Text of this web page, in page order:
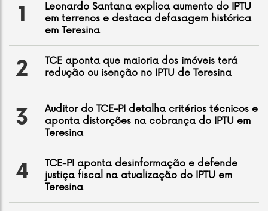
1
Leonardo Santana explica aumento do IPTU
em terrenos e destaca defasagem histórica
em Teresina
2
TCE aponta que maioria dos imóveis terá
redução ou isenção no IPTU de Teresina
3
Auditor do TCE-PI detalha critérios técnicos e
aponta distorções na cobrança do IPTU em
Teresina
4
TCE-PI aponta desinformação e defende
justiça fiscal na atualização do IPTU em
Teresina